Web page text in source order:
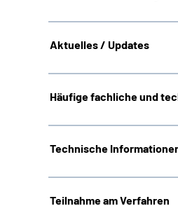
Aktuelles / Updates
Häufige fachliche und
Technische
Teilnahme am Verfahren